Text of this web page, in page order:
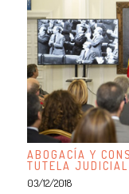
ABOGACÍA Y
TUTELA
03/12/2018